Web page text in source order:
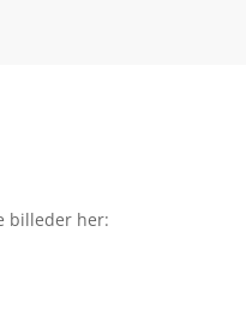
billeder her: